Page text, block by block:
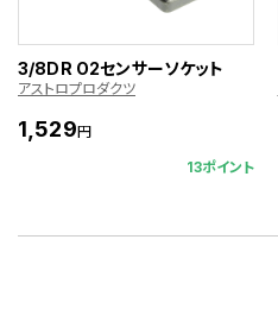
3/8DR O2センサーソケット
アストロプロダクツ
1,529円
13ポイント